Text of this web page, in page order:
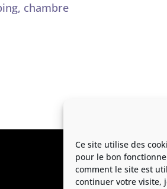
Ce site utilise des
pour le bon
comment le site est
continuer votre visite,
chambre